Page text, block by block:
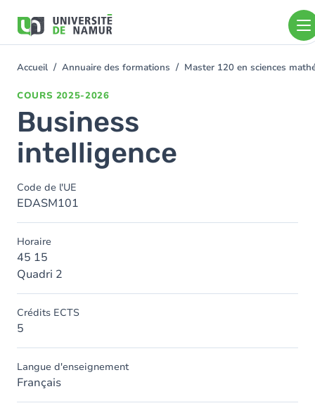
contenu
You
Accueil Annuaire des formations Master 120 en sciences
COURS 2025-2026
Business
intelligence
Code de l'UE
EDASM101
Horaire
45 15
Quadri 2
Crédits ECTS
5
Langue d'enseignement
Français